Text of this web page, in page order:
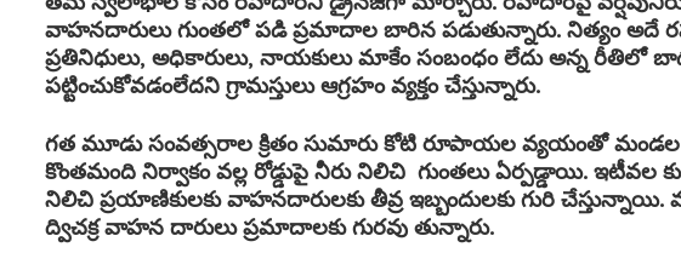
వాహనదారులు గుంతలో పడి ప్రమాదాల బారిన పడుతున్నారు. నిత్యం
ప్రతినిధులు, అధికారులు, నాయకులు మాకేం సంబంధం లేదు అన్న రీతిలో
పట్టించుకోవడంలేదని గ్రామస్తులు ఆగ్రహం వ్యక్తం చేస్తున్నారు.
గత మూడు సంవత్సరాల క్రితం సుమారు కోటి రూపాయల వ్యయంతో
కొంతమంది నిర్వాకం వల్ల రోడ్డుపై నీరు నిలిచి గుంతలు ఏర్పడ్డాయి. ఇటీవల
నిలిచి ప్రయాణికులకు వాహనదారులకు తీవ్ర ఇబ్బందులకు గురి
ద్విచక్ర వాహన దారులు ప్రమాదాలకు గురవు తున్నారు.